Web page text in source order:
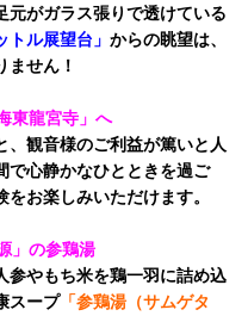
元がガラス張りで透けている
トル展望台」 からの眺望は、
ません！
東龍宮寺」へ
、観音様のご利益が篤いと人
で心静かなひとときを過ご
お楽しみいただけます。
」の参鶏湯
参やもち米を鶏一羽に詰め込
スープ「参鶏湯（サムゲタ